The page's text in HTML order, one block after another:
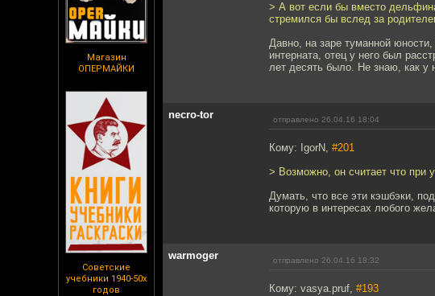
Магазин
ОПЕРМАЙКИ
Советские
учебники 1940-50х
годов
> А вот если бы вместо
стремился бы вслед за
Давно, на заре туманной
интерната, отец у него был
лет десять было. Не знаю, как у
necro-tor отправлено 26.04.16 18:04
Кому: IgorN, #201
> Возможно, он считает что при
Думать, что все эти кэшбэки,
которую в интересах любого
warmoger отправлено 26.04.16 18:32
Кому: vasya.pruf, #193